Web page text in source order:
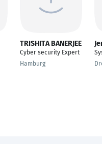
TRISHITA BANERJEE
Cyber security Expert
Hamburg